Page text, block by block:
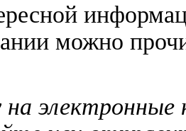
можно
на